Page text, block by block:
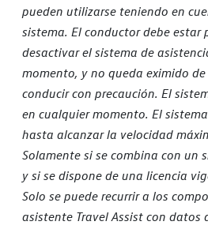
pueden utilizarse teniendo en
sistema. El conductor debe estar
desactivar el sistema de
momento, y no queda eximido
conducir con precaución. El
en cualquier momento. El
hasta alcanzar la velocidad
Solamente si se combina con un
y si se dispone de una licencia
Solo se puede recurrir a los
asistente Travel Assist con datos